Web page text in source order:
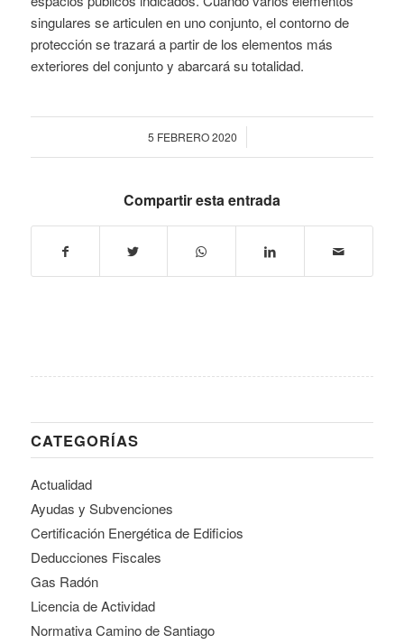
singulares se articulen en uno conjunto, el contorno de
protección se trazará a partir de los elementos más
exteriores del conjunto y abarcará su totalidad.
5 FEBRERO 2020
/
Compartir esta entrada
CATEGORÍAS
Actualidad
Ayudas y Subvenciones
Certificación Energética de Edificios
Deducciones Fiscales
Gas Radón
Licencia de Actividad
Normativa Camino de Santiago